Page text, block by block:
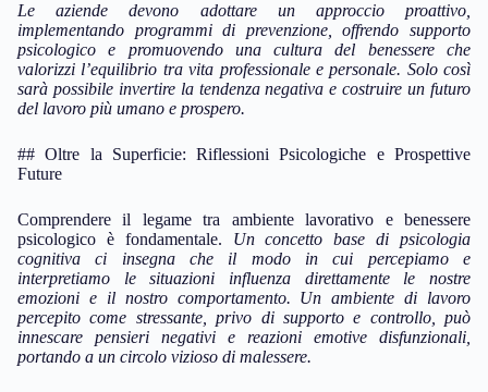
Le aziende devono adottare un approccio proattivo,
implementando programmi di prevenzione, offrendo supporto
psicologico e promuovendo una cultura del benessere che
valorizzi l’equilibrio tra vita professionale e personale. Solo così
sarà possibile invertire la tendenza negativa e costruire un futuro
del lavoro più umano e prospero.
## Oltre la Superficie: Riflessioni Psicologiche e Prospettive
Future
Comprendere il legame tra ambiente lavorativo e benessere
psicologico è fondamentale. Un concetto base di psicologia
cognitiva ci insegna che il modo in cui percepiamo e
interpretiamo le situazioni influenza direttamente le nostre
emozioni e il nostro comportamento. Un ambiente di lavoro
percepito come stressante, privo di supporto e controllo, può
innescare pensieri negativi e reazioni emotive disfunzionali,
portando a un circolo vizioso di malessere.